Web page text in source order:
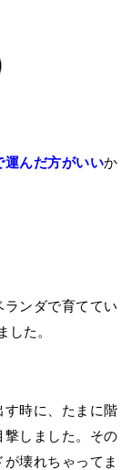
運んだ方がいいか
ランダで育ててい
した。
す時に、たまに階
しました。その
壊れちゃってま